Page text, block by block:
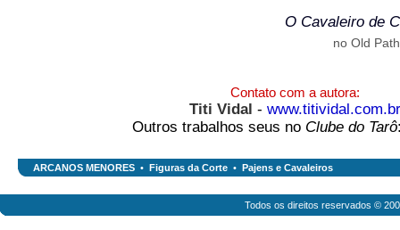
O Cavaleiro de
no Old
Contato com a autora:
Titi Vidal - www.titividal.com.br
Outros trabalhos seus no Clube do Tarô
ARCANOS MENORES • Figuras da Corte • Pajens e Cavaleiros
Todos os direitos reservados ©